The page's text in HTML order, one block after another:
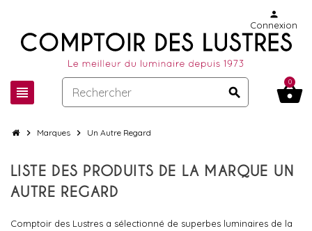
view_headline search
person
Connexion
shopping_basket
0
chevron_right Marques chevron_right Un Autre Regard
LISTE DES PRODUITS DE LA MARQUE UN
AUTRE REGARD
Comptoir des Lustres a sélectionné de superbes luminaires de la